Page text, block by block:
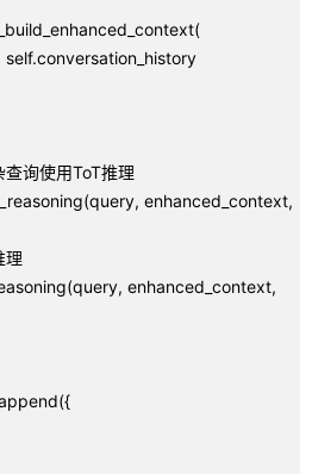
询使用ToT推理
enhanced_context,
理
enhanced_context,